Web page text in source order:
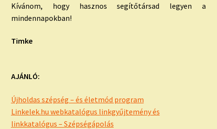
Kívánom, hogy hasznos segítőtársad legyen a
mindennapokban!
Timke
AJÁNLÓ:
Újholdas szépség – és életmód program
Linkelek.hu webkatalógus linkgyűjtemény és
linkkatalógus – Szépségápolás